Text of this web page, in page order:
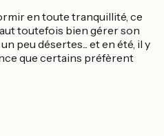
en toute tranquillité, ce
toutefois bien gérer son
peu désertes... et en été, il y
que certains préfèrent